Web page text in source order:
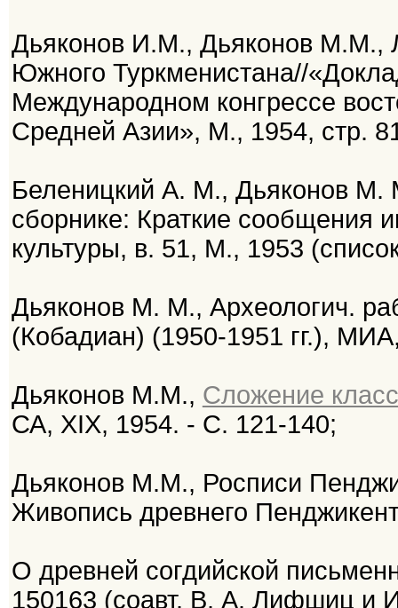
Дьяконов И.М., Дьяконов М.М.,
Южного Туркменистана//
Международном конгрессе
Средней Азии», М., 1954, стр.
Беленицкий А. М., Дьяконов
сборнике: Краткие сообщения
культуры, в. 51, М., 1953
Дьяконов М. М., Археологич.
(Кобадиан) (1950-1951 гг.),
Дьяконов М.М., Сложение
СА, XIX, 1954. - С. 121-140;
Дьяконов M.M., Росписи
Живопись древнего
О древней согдийской
150163 (соавт. В. А. Лифшиц и